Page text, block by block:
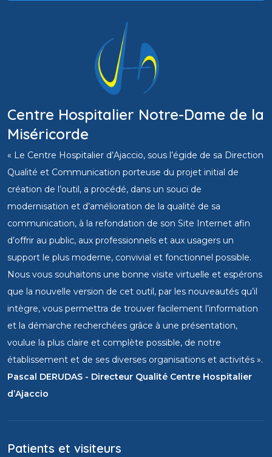
Centre Hospitalier Notre-Dame de la
Miséricorde
« Le Centre Hospitalier d’Ajaccio, sous l’égide de sa Direction
Qualité et Communication porteuse du projet initial de
création de l’outil, a procédé, dans un souci de
modernisation et d’amélioration de la qualité de sa
communication, à la refondation de son Site Internet afin
d’offrir au public, aux professionnels et aux usagers un
support le plus moderne, convivial et fonctionnel possible.
Nous vous souhaitons une bonne visite virtuelle et espérons
que la nouvelle version de cet outil, par les nouveautés qu’il
intègre, vous permettra de trouver facilement l’information
et la démarche recherchées grâce à une présentation,
voulue la plus claire et complète possible, de notre
établissement et de ses diverses organisations et activités ».
Pascal DERUDAS - Directeur Qualité Centre Hospitalier
d’Ajaccio
Patients et visiteurs